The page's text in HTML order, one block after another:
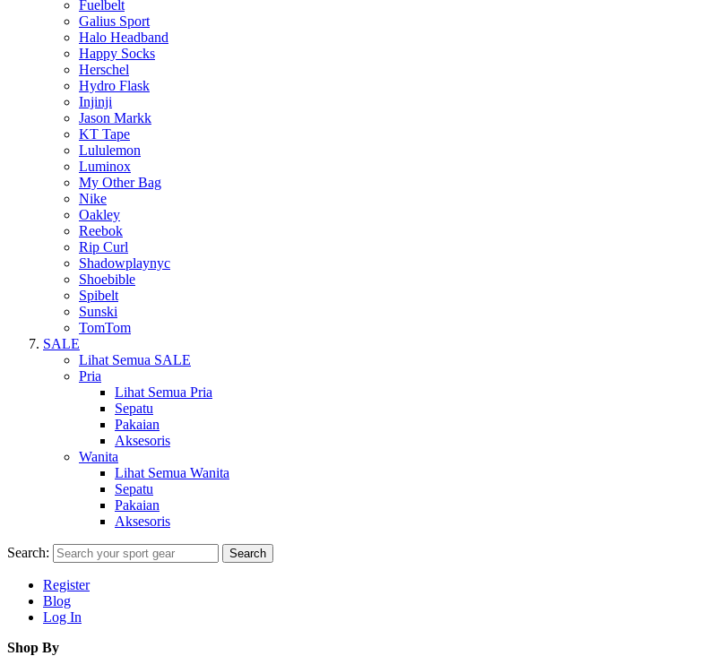
Fuelbelt
Galius Sport
Halo Headband
Happy Socks
Herschel
Hydro Flask
Injinji
Jason Markk
KT Tape
Lululemon
Luminox
My Other Bag
Nike
Oakley
Reebok
Rip Curl
Shadowplaynyc
Shoebible
Spibelt
Sunski
TomTom
SALE
Lihat Semua SALE
Pria
Lihat Semua Pria
Sepatu
Pakaian
Aksesoris
Wanita
Lihat Semua Wanita
Sepatu
Pakaian
Aksesoris
Search: Search
Register
Blog
Log In
Shop By